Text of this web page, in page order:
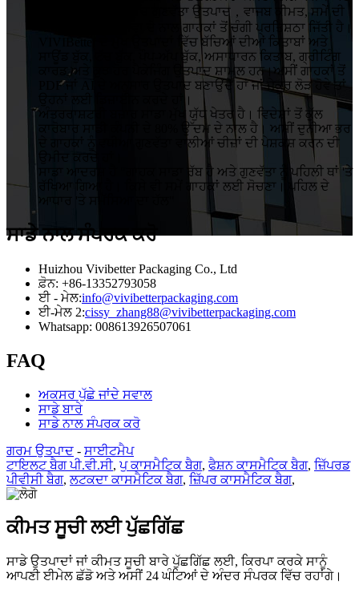
ਪ੍ਰਭਾਵੀ ਪ੍ਰਬੰਧਨ, ਉੱਚ ਗੁਣਵੱਤਾ ਉਤਪਾਦ，ਵਾਜਬ ਕੀਮਤ, ਸਮੇਂ ਦੀ
ਪਾਬੰਦ ਅਤੇ ਕੁਸ਼ਲ ਸੇਵਾ ਦੇ ਨਾਲ ਗਾਹਕਾਂ ਤੋਂ ਚੰਗੀ ਪ੍ਰਤਿਸ਼ਠਾ ਜਿੱਤੀ ਹੈ।
VIVIBetter ਦੇ ਮੁੱਖ ਉਤਪਾਦਾਂ ਵਿੱਚ ਬੱਚਿਆਂ ਦੀਆਂ ਕਿਤਾਬਾਂ ਅਤੇ
ਸਾਊਂਡ ਬੁੱਕ, ਟੱਚ ਬੁੱਕ, ਪੌਪ-ਅੱਪ ਬੁੱਕ, ਅਸਾਧਾਰਨ ਕਿਤਾਬ, ਗ੍ਰੀਟਿੰਗ
ਕਾਰਡ ਅਤੇ ਕੁਝ ਹੋਰ ਪੈਕੇਜਿੰਗ ਉਤਪਾਦ ਸ਼ਾਮਲ ਹਨ।ਅਸੀਂ ਗਾਹਕਾਂ ਤੋਂ
PDF ਜਾਂ AI ਦੇ ਅਨੁਸਾਰ ਉਤਪਾਦ ਬਣਾਉਂਦੇ ਹਾਂ ਜਾਂ ਜੇਕਰ ਲੋੜ ਹੋਵੇ ਤਾਂ
ਉਹਨਾਂ ਲਈ ਡਿਜ਼ਾਈਨ ਕਰਦੇ ਹਾਂ।
ਅੰਤਰਰਾਸ਼ਟਰੀ ਬਜ਼ਾਰ ਸਾਡਾ ਮੁੱਖ ਯੁੱਧ ਖੇਤਰ ਹੈ। ਵਿਦੇਸ਼ਾਂ ਤੋਂ ਕੁੱਲ
ਕਾਰੋਬਾਰ ਸਾਡੀ ਕੰਪਨੀ ਦੇ 80% ਉੱਦਮ ਦੇ ਨਾਲ ਹੈ। ਅਸੀਂ ਦੁਨੀਆ ਭਰ
ਦੇ ਗਾਹਕਾਂ ਨੂੰ ਵਧੀਆ ਗੁਣਵੱਤਾ ਵਾਲੀਆਂ ਚੀਜ਼ਾਂ ਦੀ ਪੇਸ਼ਕਸ਼ ਕਰਨ ਦੀ
ਸਾਡਾ ਆਦਰਸ਼ ਹੈ "ਗਾਹਕ ਸਾਡਾ ਰੱਬ ਹੈ ਅਤੇ ਗੁਣਵੱਤਾ ਨੂੰ ਪਹਿਲੀ ਥਾਂ 'ਤੇ
ਰੱਖਿਆ ਗਿਆ ਹੈ। ਕਿਸੇ ਵੀ ਸਮੇਂ ਗਾਹਕਾਂ ਲਈ ਸੋਚਣਾ। ਪਹਿਲ ਦੇ
ਸਾਡੇ ਨਾਲ ਸੰਪਰਕ ਕਰੋ
Huizhou Vivibetter Packaging Co., Ltd
ਫ਼ੋਨ: +86-13352793058
ਈ - ਮੇਲ:info@vivibetterpackaging.com
ਈ-ਮੇਲ 2:cissy_zhang88@vivibetterpackaging.com
Whatsapp: 008613926507061
FAQ
ਅਕਸਰ ਪੁੱਛੇ ਜਾਂਦੇ ਸਵਾਲ
ਸਾਡੇ ਬਾਰੇ
ਸਾਡੇ ਨਾਲ ਸੰਪਰਕ ਕਰੋ
ਗਰਮ ਉਤਪਾਦ - ਸਾਈਟਮੈਪ
ਟਾਇਲਟ ਬੈਗ ਪੀ.ਵੀ.ਸੀ,ਪੁ ਕਾਸਮੈਟਿਕ ਬੈਗ,ਫੈਸ਼ਨ ਕਾਸਮੈਟਿਕ ਬੈਗ, ਜ਼ਿੱਪਰਡ
ਪੀਵੀਸੀ ਬੈਗ,ਲਟਕਦਾ ਕਾਸਮੈਟਿਕ ਬੈਗ, ਜ਼ਿੱਪਰ ਕਾਸਮੈਟਿਕ ਬੈਗ,
ਕੀਮਤ ਸੂਚੀ ਲਈ ਪੁੱਛਗਿੱਛ
ਸਾਡੇ ਉਤਪਾਦਾਂ ਜਾਂ ਕੀਮਤ ਸੂਚੀ ਬਾਰੇ ਪੁੱਛਗਿੱਛ ਲਈ, ਕਿਰਪਾ ਕਰਕੇ ਸਾਨੂੰ
ਆਪਣੀ ਈਮੇਲ ਛੱਡੋ ਅਤੇ ਅਸੀਂ 24 ਘੰਟਿਆਂ ਦੇ ਅੰਦਰ ਸੰਪਰਕ ਵਿੱਚ ਰਹਾਂਗੇ।